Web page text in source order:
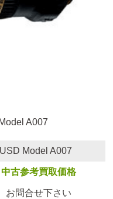
A007
Model A007
中古参考買取価格
お問合せ下さい